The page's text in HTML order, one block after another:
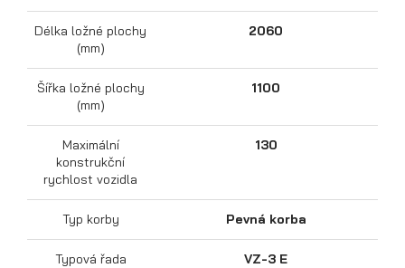
Přepravníky motocyklů
Délka ložné plochy
(mm)
2060
Šířka ložné plochy
(mm)
1100
Maximální
konstrukční
rychlost vozidla
130
Typ korby Pevná korba
Typová řada VZ-3 E